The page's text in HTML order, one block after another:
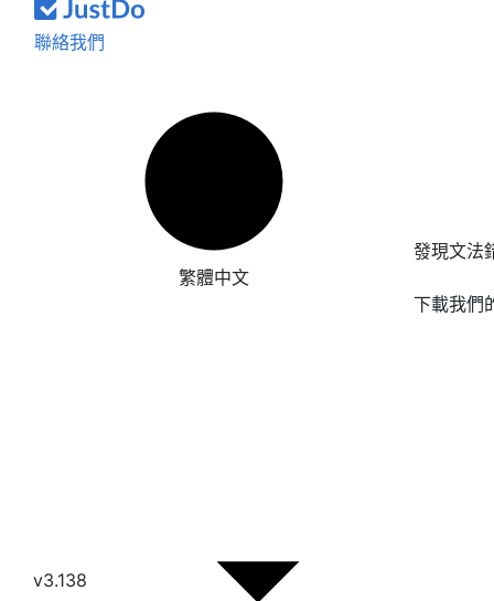
聯絡我們
繁體中文
發現文法
下載我們
v3.138